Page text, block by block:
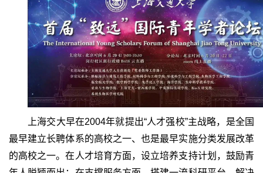
上海交大早在2004年就提出“人才强校”主战略，是全国
最早建立长聘体系的高校之一、也是最早实施分类发展改革
的高校之一。在人才培育方面，设立培养支持计划，鼓励青